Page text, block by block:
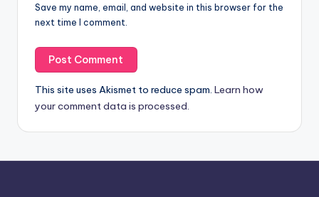
Save my name, email, and website in this browser for the
next time I comment.
This site uses Akismet to reduce spam. Learn how
your comment data is processed.